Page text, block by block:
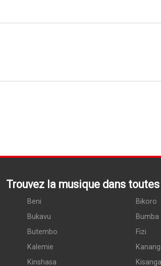
Trouvez la musique dans
Beni Bikoro
Bukavu Bumba
Butembo Fizi
Kalemie
Kinshasa